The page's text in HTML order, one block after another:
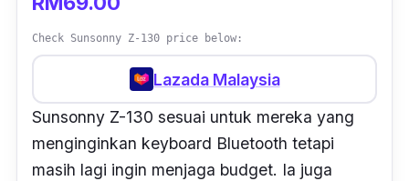
Check Sunsonny Z-130 price below:
Lazada Malaysia
Sunsonny Z-130 sesuai untuk mereka yang
menginginkan keyboard Bluetooth tetapi
masih lagi ingin menjaga budget. Ia juga